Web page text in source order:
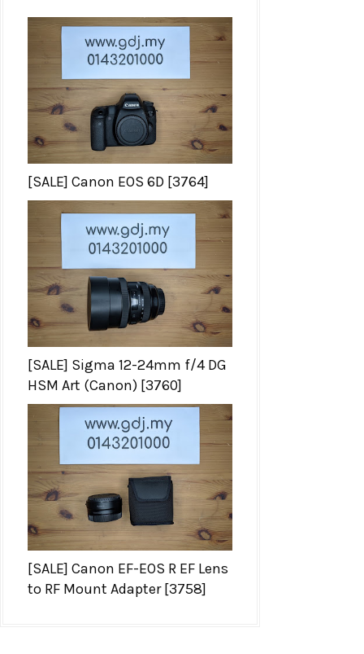
[SALE] Canon EOS 6D [3764]
[SALE] Sigma 12-24mm f/4 DG
HSM Art (Canon) [3760]
[SALE] Canon EF-EOS R EF Lens
to RF Mount Adapter [3758]